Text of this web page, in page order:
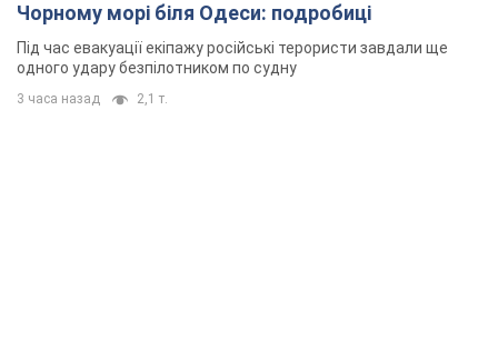
Чорному морі біля Одеси: подробиці
Під час евакуації екіпажу російські терористи завдали ще
одного удару безпілотником по судну
3 часа назад 2,1 т.